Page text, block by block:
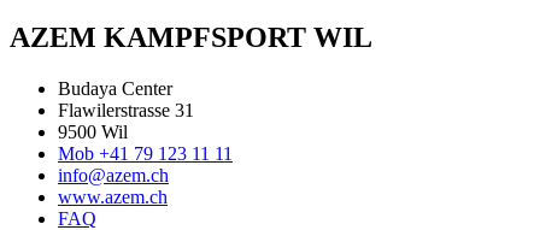
AZEM KAMPFSPORT WIL
Budaya Center
Flawilerstrasse 31
9500 Wil
Mob +41 79 123 11 11
info@azem.ch
www.azem.ch
FAQ